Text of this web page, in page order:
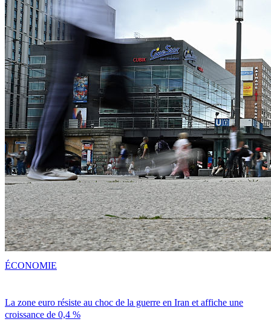
La zone euro résiste au choc de la guerre en Iran et affiche une
croissance de 0,4 %
ÉCONOMIE